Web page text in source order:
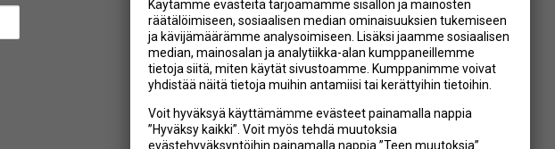
Käytämme evästeitä tarjoamamme sisällön ja mainosten
räätälöimiseen, sosiaalisen median ominaisuuksien tukemiseen
ja kävijämäärämme analysoimiseen. Lisäksi jaamme sosiaalisen
median, mainosalan ja analytiikka-alan kumppaneillemme
tietoja siitä, miten käytät sivustoamme. Kumppanimme voivat
yhdistää näitä tietoja muihin antamiisi tai kerättyihin tietoihin.
Voit hyväksyä käyttämämme evästeet painamalla nappia
”Hyväksy kaikki”. Voit myös tehdä muutoksia
evästehyväksyntöihin painamalla nappia ”Teen muutoksia”.
SEURAA MEITÄ